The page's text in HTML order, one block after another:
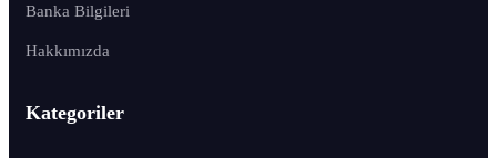
Banka Bilgileri
Hakkımızda
Kategoriler